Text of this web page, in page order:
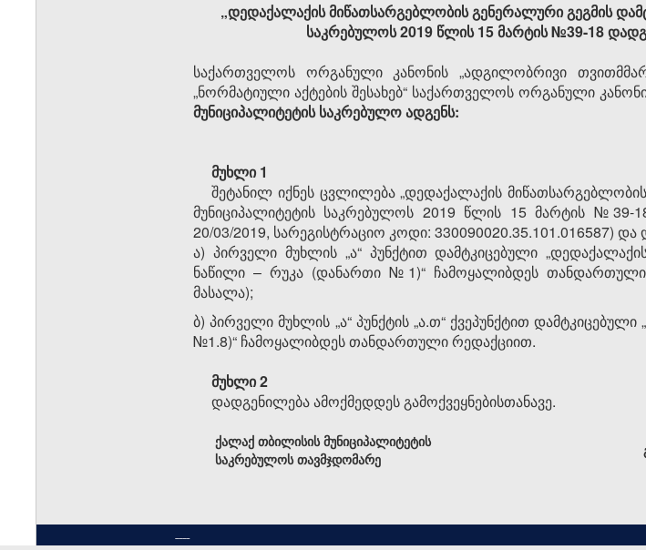
„დედაქალაქის მიწათსარგებლობის გენერალური გეგმის
საკრებულოს 2019 წლის 15 მარტის №39-18
საქართველოს ორგანული კანონის „ადგილობრივი
„ნორმატიული აქტების შესახებ“ საქართველოს ორგანული
მუნიციპალიტეტის საკრებულო ადგენს:
მუხლი 1
შეტანილ იქნეს ცვლილება „დედაქალაქის
მუნიციპალიტეტის საკრებულოს 2019 წლის 15 მარტის №39-
20/03/2019, სარეგისტრაციო კოდი: 330090020.35.101.016587) და
ა) პირველი მუხლის „ა“ პუნქტით დამტკიცებული
ნაწილი – რუკა (დანართი №1)“ ჩამოყალიბდეს
მასალა);
ბ) პირველი მუხლის „ა“ პუნქტის „ა.თ“ ქვეპუნქტით
№1.8)“ ჩამოყალიბდეს თანდართული რედაქციით.
მუხლი 2
დადგენილება ამოქმედდეს გამოქვეყნებისთანავე.
ქალაქ თბილისის მუნიციპალიტეტის
საკრებულოს თავმჯდომარე
----